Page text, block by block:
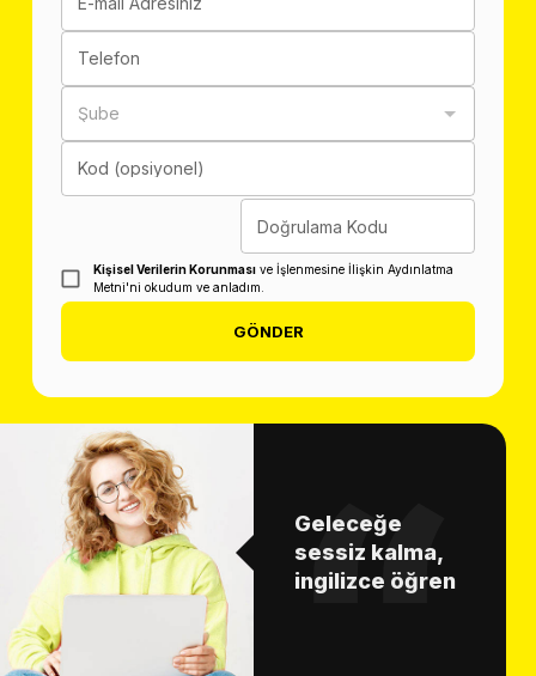
Telefon
Şube
Kod (opsiyonel)
Doğrulama Kodu
Kişisel Verilerin Korunması ve İşlenmesine İlişkin Aydınlatma
Metni'ni okudum ve anladım.
GÖNDER
Geleceğe
sessiz kalma,
ingilizce öğren